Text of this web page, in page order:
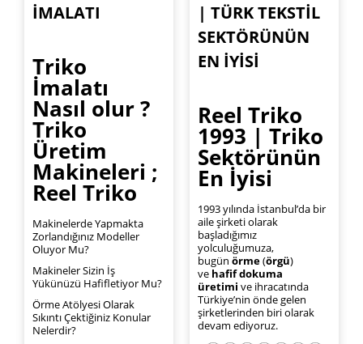
İMALATI
Triko
İmalatı
Nasıl olur ?
Triko
Üretim
Makineleri ;
Reel Triko
Makinelerde Yapmakta
Zorlandığınız Modeller
Oluyor Mu?
Makineler Sizin İş
Yükünüzü Hafifletiyor Mu?
Örme Atölyesi Olarak
Sıkıntı Çektiğiniz Konular
Nelerdir?
| TÜRK TEKSTIL
SEKTÖRÜNÜN
EN İYISI
Reel Triko
1993 | Triko
Sektörünün
En İyisi
1993 yılında İstanbul’da bir
aile şirketi olarak
başladığımız
yolculuğumuza,
bugün örme(örgü)
ve hafif dokuma
üretimi ve ihracatında
Türkiye’nin önde gelen
şirketlerinden biri olarak
devam ediyoruz.